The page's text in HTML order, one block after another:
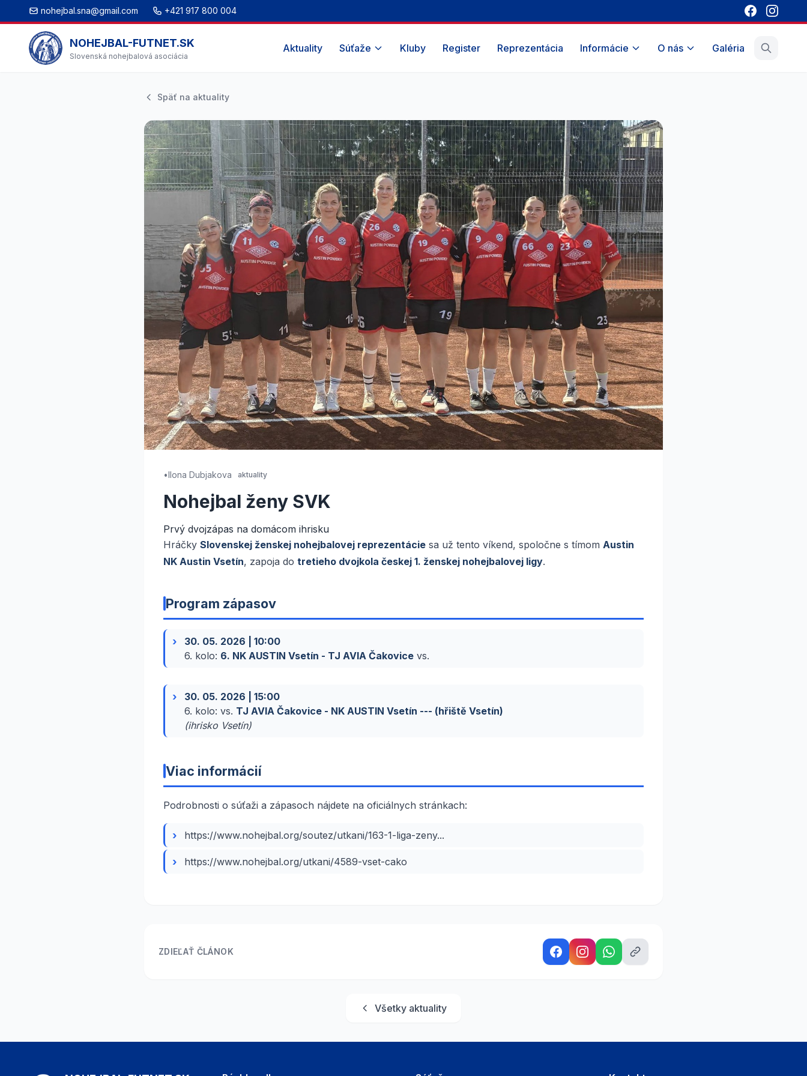
nohejbal.sna@gmail.com +421 917 800 004
NOHEJBAL-FUTNET.SK
Slovenská nohejbalová asociácia
Aktuality Súťaže Kluby Register Reprezentácia Informácie O nás Galéria
Späť na aktuality
•Ilona Dubjakova aktuality
Nohejbal ženy SVK
Prvý dvojzápas na domácom ihrisku
Hráčky Slovenskej ženskej nohejbalovej reprezentácie sa už tento víkend, spoločne s tímom Austin
NK Austin Vsetín, zapoja do tretieho dvojkola českej 1. ženskej nohejbalovej ligy.
Program zápasov
30. 05. 2026 | 10:00
6. kolo: 6. NK AUSTIN Vsetín - TJ AVIA Čakovice vs.
30. 05. 2026 | 15:00
6. kolo: vs. TJ AVIA Čakovice - NK AUSTIN Vsetín --- (hřiště Vsetín)
(ihrisko Vsetín)
Viac informácií
Podrobnosti o súťaži a zápasoch nájdete na oficiálnych stránkach:
https://www.nohejbal.org/soutez/utkani/163-1-liga-zeny...
https://www.nohejbal.org/utkani/4589-vset-cako
ZDIEĽAŤ ČLÁNOK
Všetky aktuality